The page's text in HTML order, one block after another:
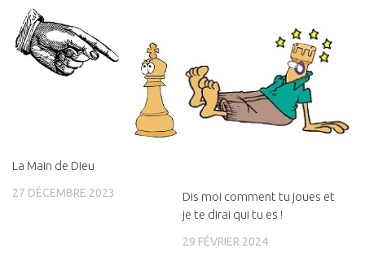
La Main de Dieu
27 DÉCEMBRE 2023
Dis moi comment tu joues et
je te dirai qui tu es !
29 FÉVRIER 2024